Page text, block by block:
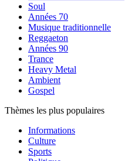
Soul
Années 70
Musique traditionnelle
Reggaeton
Années 90
Trance
Heavy Metal
Ambient
Gospel
Thèmes les plus populaires
Informations
Culture
Sports